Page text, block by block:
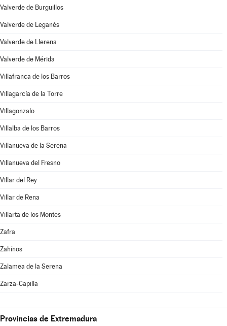
Valverde de Burguillos
Valverde de Leganés
Valverde de Llerena
Valverde de Mérida
Villafranca de los Barros
Villagarcía de la Torre
Villagonzalo
Villalba de los Barros
Villanueva de la Serena
Villanueva del Fresno
Villar del Rey
Villar de Rena
Villarta de los Montes
Zafra
Zahínos
Zalamea de la Serena
Zarza-Capilla
Provincias de Extremadura